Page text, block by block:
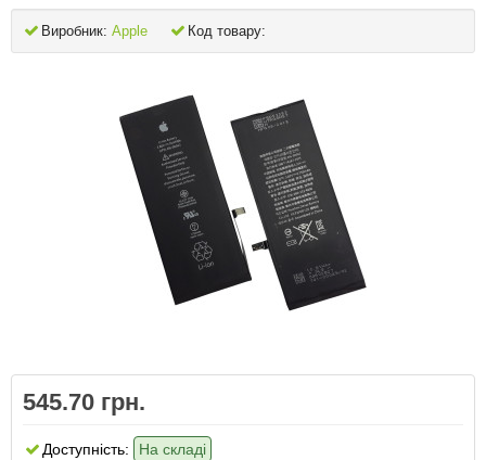
Виробник: Apple Код товару:
545.70 грн.
Доступність: На складі